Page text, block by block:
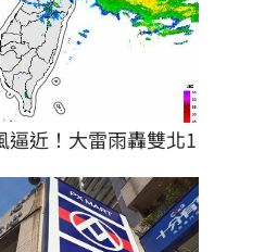
逼近！大雷雨轟雙北1